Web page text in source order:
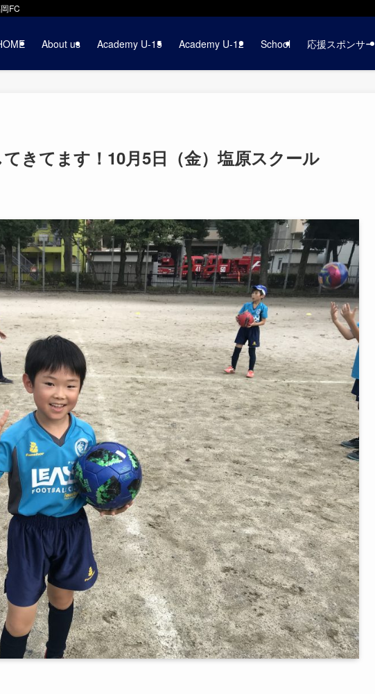
FC
About us Academy U-15 Academy U-12 School 応援スポンサー
きてます！10月5日（金）塩原スクール